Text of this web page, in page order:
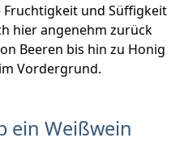
Fruchtigkeit und Süffigkeit
hier angenehm zurück
Beeren bis hin zu Honig
Vordergrund.
ein Weißwein